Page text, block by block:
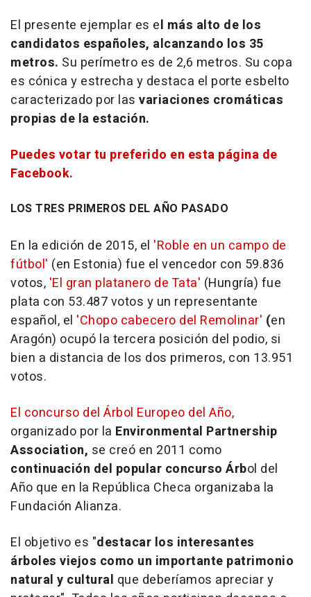
El presente ejemplar es el más alto de los
candidatos españoles, alcanzando los 35
metros. Su perímetro es de 2,6 metros. Su copa
es cónica y estrecha y destaca el porte esbelto
caracterizado por las variaciones cromáticas
propias de la estación.
Puedes votar tu preferido en esta página de
Facebook.
LOS TRES PRIMEROS DEL AÑO PASADO
En la edición de 2015, el 'Roble en un campo de
fútbol' (en Estonia) fue el vencedor con 59.836
votos, 'El gran platanero de Tata' (Hungría) fue
plata con 53.487 votos y un representante
español, el 'Chopo cabecero del Remolinar' (en
Aragón) ocupó la tercera posición del podio, si
bien a distancia de los dos primeros, con 13.951
votos.
El concurso del Árbol Europeo del Año,
organizado por la Environmental Partnership
Association, se creó en 2011 como
continuación del popular concurso Árbol del
Año que en la República Checa organizaba la
Fundación Alianza.
El objetivo es "destacar los interesantes
árboles viejos como un importante patrimonio
natural y cultural que deberíamos apreciar y